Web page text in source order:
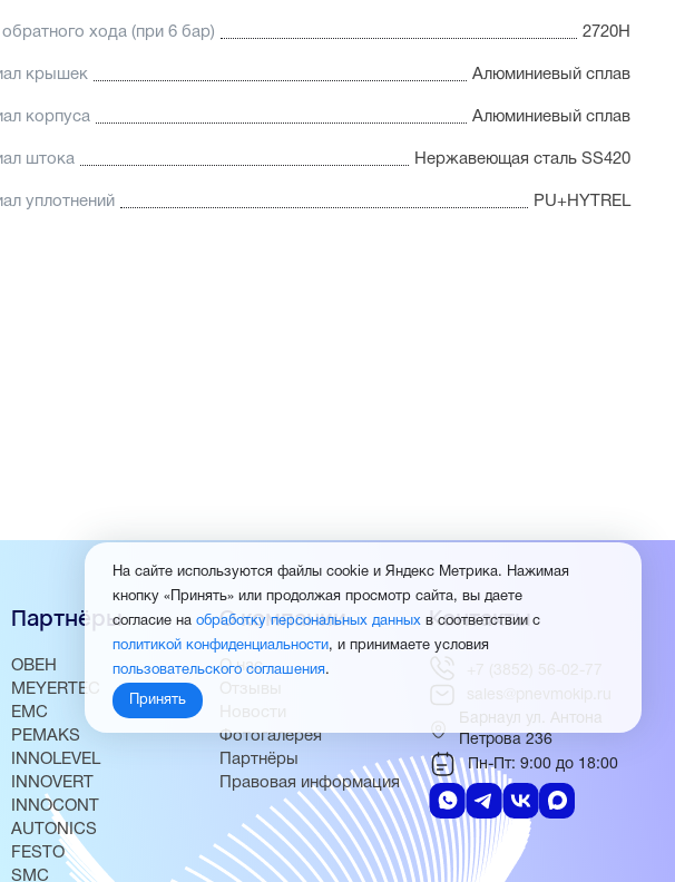
обратного хода (при 6 бар) 2720Н
крышек Алюминиевый сплав
корпуса Алюминиевый сплав
штока Нержавеющая сталь SS420
уплотнений PU+HYTREL
Партнёры
ОВЕН
MEYERTEC
EMC
PEMAKS
INNOLEVEL
INNOVERT
INNOCONT
AUTONICS
FESTO
SMC
О компании
О нас
Отзывы
Новости
Фотогалерея
Партнёры
Правовая информация
Контакты
+7 (3852) 56-02-77
sales@pnevmokip.ru
Барнаул ул. Антона
Петрова 236
Пн-Пт: 9:00 до 18:00
На сайте используются файлы cookie и Яндекс Метрика. Нажимая
кнопку «Принять» или продолжая просмотр сайта, вы даете
согласие на обработку персональных данных в соответствии с
политикой конфиденциальности, и принимаете условия
пользовательского соглашения.
Принять